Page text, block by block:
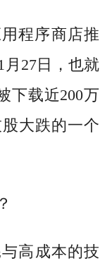
用程序商店推
27日，也就
下载近200万
大跌的一个
高成本的技